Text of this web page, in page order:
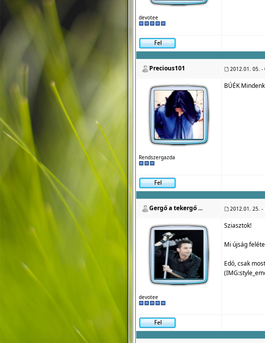
devotee
Precious101 2012.01. 05. -
Rendszergazda
BÚÉK
Gergő a tekergő ... 2012.01. 25. -
devotee
Sziasztok!
Mi újság
Edó, csak
(IMG: